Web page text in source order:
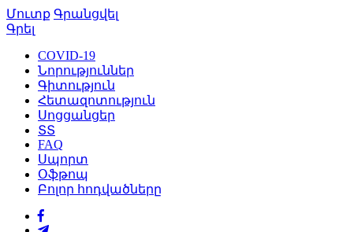
Մուտք Գրանցվել
Գրել
COVID-19
Նորություններ
Գիտություն
Հետազոտություն
Սոցցանցեր
ՏՏ
FAQ
Սպորտ
Օֆթոպ
Բոլոր հոդվածները